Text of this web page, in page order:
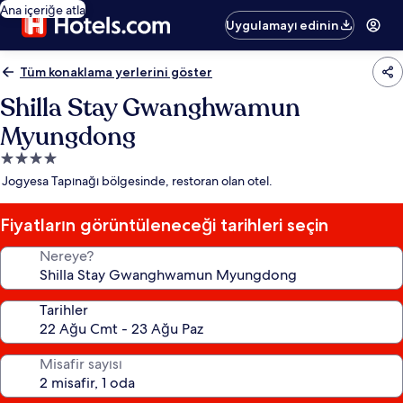
Ana içeriğe atla
Uygulamayı edinin
Tüm konaklama yerlerini göster
Shilla Stay Gwanghwamun
Myungdong
4.0
yıldızlı
yeri
Jogyesa Tapınağı bölgesinde, restoran olan otel.
Fiyatların görüntüleneceği tarihleri seçin
Nereye?
Tarihler
Misafir sayısı